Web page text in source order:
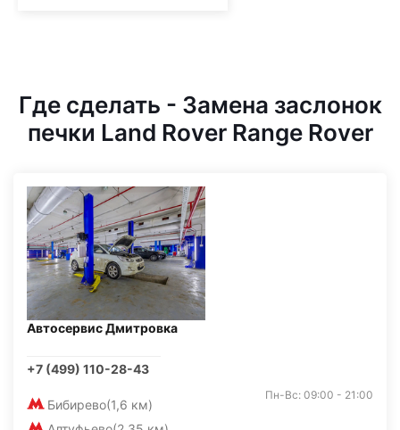
Где сделать - Замена заслонок
печки Land Rover Range Rover
Автосервис Дмитровка
+7 (499) 110-28-43
Бибирево(1,6 км)
Пн-Вс: 09:00 - 21:00